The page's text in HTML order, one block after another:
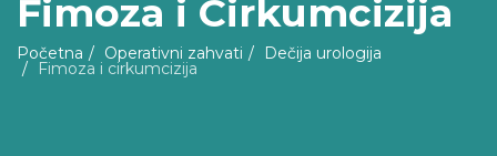
Fimoza i Cirkumcizija
Početna Operativni zahvati Dečija urologija
Fimoza i cirkumcizija